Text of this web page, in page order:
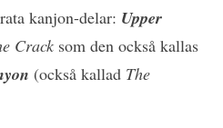
kanjon-delar: Upper
Crack som den också kallas
(också kallad The